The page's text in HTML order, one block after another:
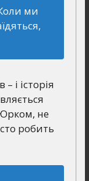
ми
і історія
не
робить